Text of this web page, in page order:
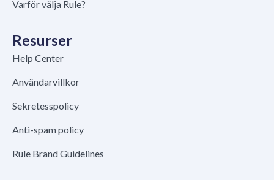
Varför välja Rule?
Resurser
Help Center
Användarvillkor
Sekretesspolicy
Anti-spam policy
Rule Brand Guidelines